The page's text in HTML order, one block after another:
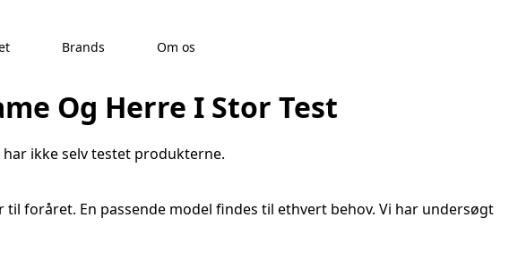
Brands Om os
Og Herre I Stor Test
ikke selv testet produkterne.
foråret. En passende model findes til ethvert behov. Vi har undersøgt